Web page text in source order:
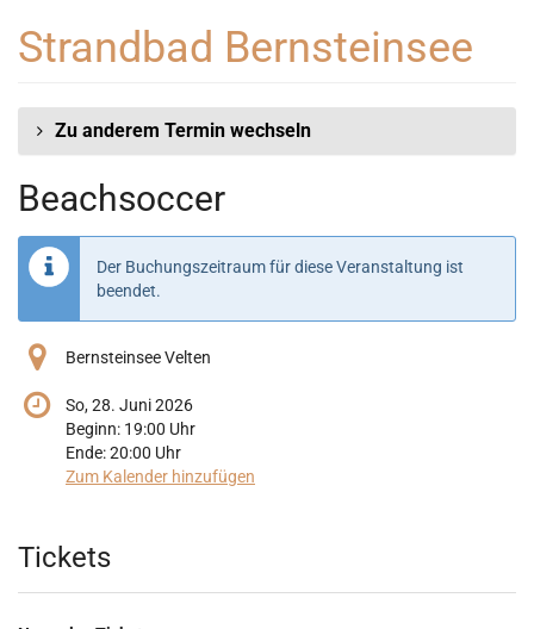
Haupt-
Strandbad Bernsteinsee
Zu anderem Termin wechseln
Beachsoccer
Der Buchungszeitraum für diese Veranstaltung ist
beendet.
Bernsteinsee Velten
So, 28. Juni 2026
Beginn: 19:00 Uhr
Ende:20:00 Uhr
Zum Kalender hinzufügen
Produkte
Tickets